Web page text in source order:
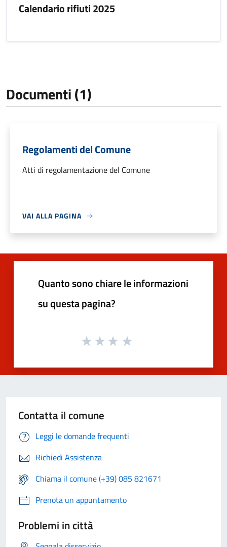
Calendario rifiuti 2025
Documenti (1)
Regolamenti del Comune
Atti di regolamentazione del Comune
VAI ALLA PAGINA
Quanto sono chiare le informazioni
su questa pagina?
Contatta il comune
Leggi le domande frequenti
Richiedi Assistenza
Chiama il comune (+39) 085 821671
Prenota un appuntamento
Problemi in città